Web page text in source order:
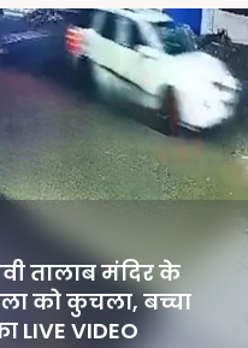
तालाब मंदिर के
को कुचला, बच्चा
VIDEO